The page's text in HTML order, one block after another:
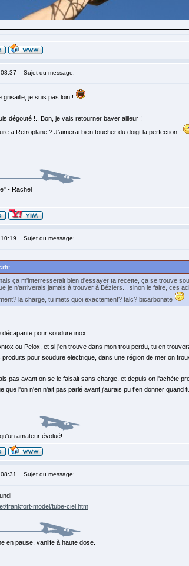
Sujet du message:
grisaille, je suis pas loin !
dégouté !.. Bon, je vais retourner baver ailleur !
a Retroplane ? J'aimerai bien toucher du doigt la perfection !
- Rachel
Sujet du message:
ça m'interresserait bien d'essayer ta recette, ça se trouve
je n'arriverais jamais à trouver à Béziers... sinon le faire, ces
la charge, tu mets quoi exactement? talc? bicarbonate
décapante pour soudure inox
ou Pelox, et si j'en trouve dans mon trou perdu, tu en
produits pour soudure electrique, dans une région de mer on
pas avant on se le faisait sans charge, et depuis on l'achète
que l'on n'en n'ait pas parlé avant j'aurais pu t'en donner quand
amateur évolué!
Sujet du message:
frankfort-model/tube-ciel.htm
en pause, vanlife à haute dose.